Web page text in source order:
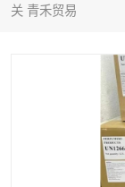
关 青禾贸易
酒类饮料报关
进口退运报关
家用电器报关